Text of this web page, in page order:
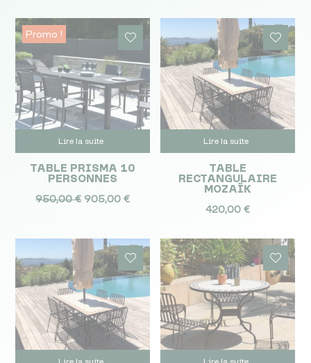
Promo !
Lire la suite
TABLE PRISMA 10
PERSONNES
950,00€ Le
était :
950,00 €.
905,00€Le
est :
905,00 €.
Lire la suite
TABLE
RECTANGULAIRE
MOZAÏK
420,00€